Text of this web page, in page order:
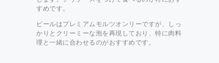
すめです。
ビールはプレミアムモルツオンリーですが、しっ
かりとクリーミーな泡を再現しており、特に肉料
理と一緒に合わせるのがおすすめです。